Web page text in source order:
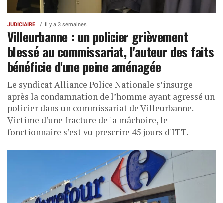
JUDICIAIRE Il y a 3 semaines
Villeurbanne : un policier grièvement
blessé au commissariat, l'auteur des faits
bénéficie d'une peine aménagée
Le syndicat Alliance Police Nationale s’insurge
après la condamnation de l’homme ayant agressé un
policier dans un commissariat de Villeurbanne.
Victime d’une fracture de la mâchoire, le
fonctionnaire s’est vu prescrire 45 jours d'ITT.